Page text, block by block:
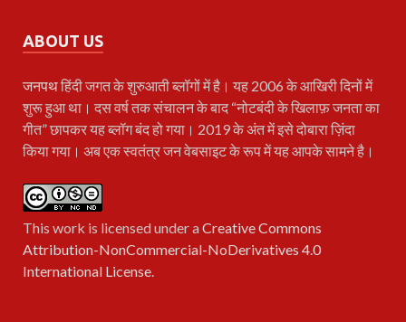
ABOUT US
जनपथहिंदी जगत के शुरुआती ब्लॉगों में है। यह 2006 के आखिरी दिनों में
शुरू हुआ था। दस वर्ष तक संचालन के बाद “नोटबंदी के खिलाफ़ जनता का
गीत” छापकर यह ब्लॉग बंद हो गया। 2019 के अंत में इसे दोबारा ज़िंदा
किया गया। अब एक स्वतंत्र जन वेबसाइट के रूप में यह आपके सामने है।
This work is licensed under aCreative Commons
Attribution-NonCommercial-NoDerivatives 4.0
International License